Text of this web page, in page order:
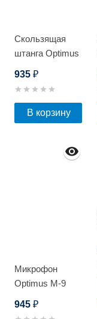
Скользящая
штанга Optimus
935 ₽
В корзину
Микрофон
Optimus M-9
945 ₽